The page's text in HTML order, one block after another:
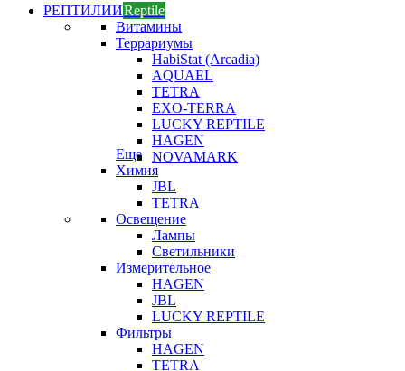
РЕПТИЛИИReptile
Витамины
Террариумы
HabiStat (Arcadia)
AQUAEL
TETRA
EXO-TERRA
LUCKY REPTILE
HAGEN
NOVAMARK
Еще
Химия
JBL
TETRA
Освещение
Лампы
Светильники
Измерительное
HAGEN
JBL
LUCKY REPTILE
Фильтры
HAGEN
TETRA